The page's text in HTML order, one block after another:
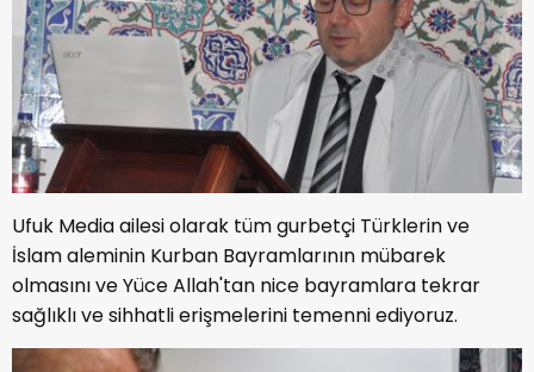
Ufuk Media ailesi olarak tüm gurbetçi Türklerin ve
İslam aleminin Kurban Bayramlarının mübarek
olmasını ve Yüce Allah'tan nice bayramlara tekrar
sağlıklı ve sihhatli erişmelerini temenni ediyoruz.